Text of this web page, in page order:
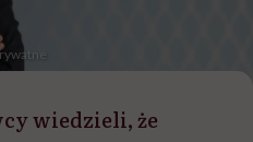
wiedzieli, że